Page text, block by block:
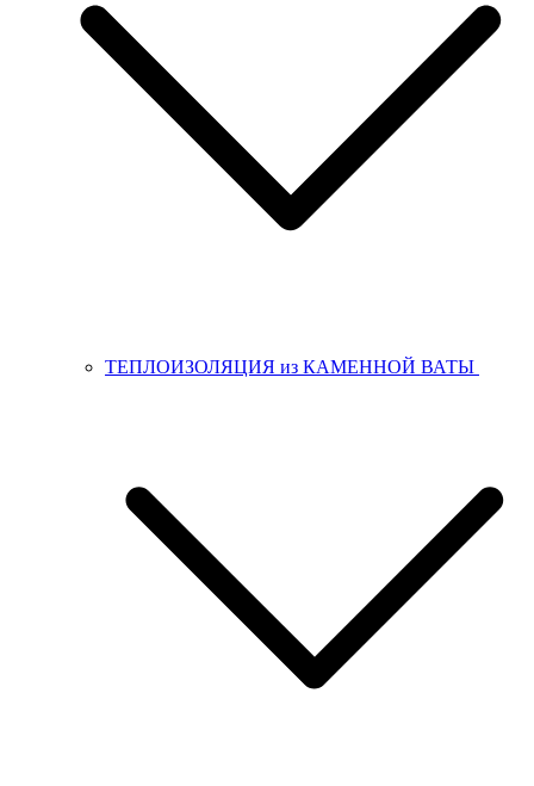
ТЕПЛОИЗОЛЯЦИЯ из КАМЕННОЙ ВАТЫ